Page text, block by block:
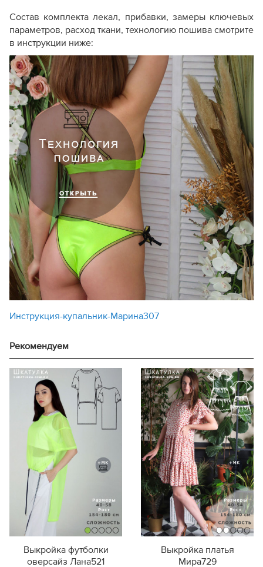
Состав комплекта лекал, прибавки, замеры ключевых
параметров, расход ткани, технологию пошива смотрите
в инструкции ниже:
Инструкция-купальник-Марина307
Рекомендуем
Выкройка футболки
оверсайз Лана521
Выкройка платья
Мира729